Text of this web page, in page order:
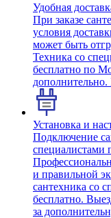
Удобная
При заказе
условия
может быть
Техника со
бесплатно по
Установка и
Подключение
специалистами
и правильной
сантехника со
бесплатно.
за